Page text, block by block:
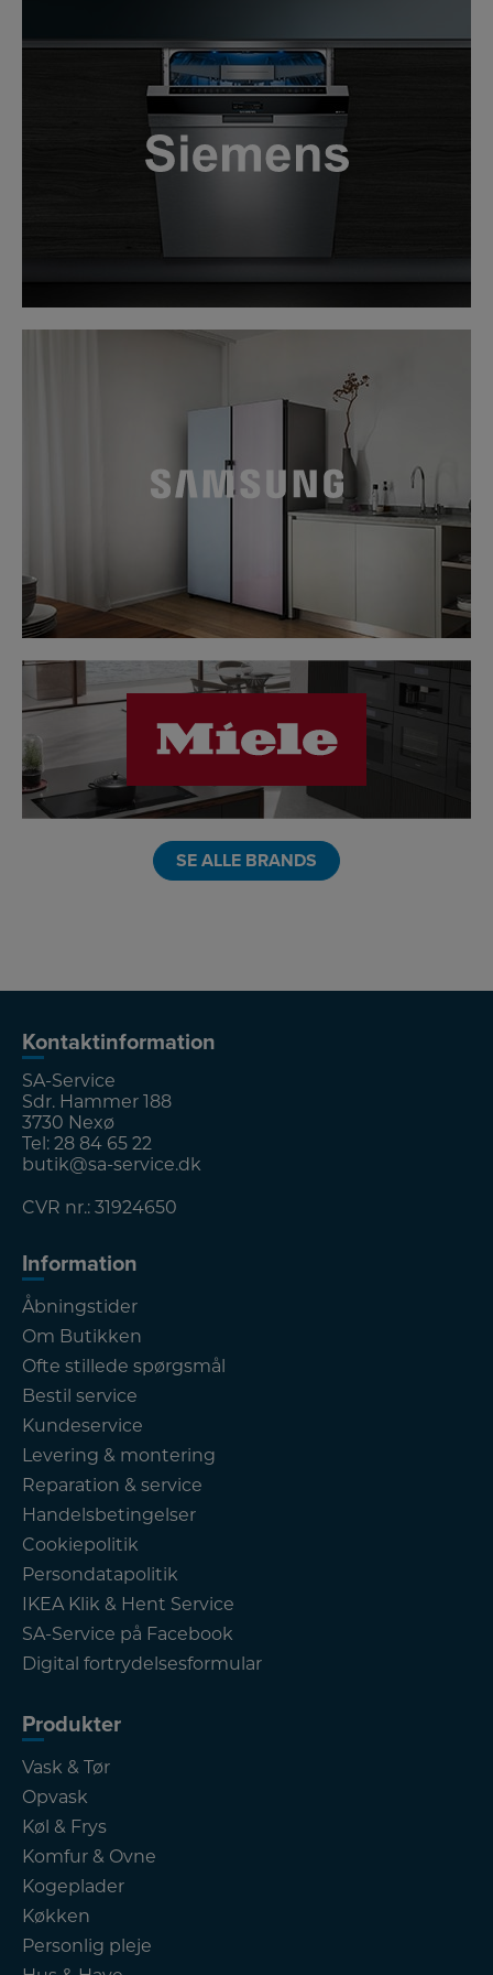
LINK
SE ALLE BRANDS
Kontaktinformation
SA-Service
Sdr. Hammer 188
3730 Nexø
Tel: 28 84 65 22
butik@sa-service.dk
CVR nr.: 31924650
Information
Åbningstider
Om Butikken
Ofte stillede spørgsmål
Bestil service
Kundeservice
Levering & montering
Reparation & service
Handelsbetingelser
Cookiepolitik
Persondatapolitik
IKEA Klik & Hent Service
SA-Service på Facebook
Digital fortrydelsesformular
Produkter
Vask & Tør
Opvask
Køl & Frys
Komfur & Ovne
Kogeplader
Køkken
Personlig pleje